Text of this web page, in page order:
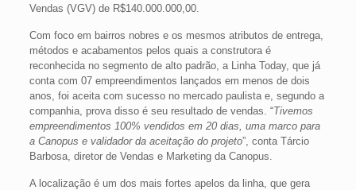
Vendas (VGV) de R$140.000.000,00.
Com foco em bairros nobres e os mesmos atributos de entrega,
métodos e acabamentos pelos quais a construtora é
reconhecida no segmento de alto padrão, a Linha Today, que já
conta com 07 empreendimentos lançados em menos de dois
anos, foi aceita com sucesso no mercado paulista e, segundo a
companhia, prova disso é seu resultado de vendas. “Tivemos
empreendimentos 100% vendidos em 20 dias, uma marco para
a Canopus e validador da aceitação do projeto”, conta Tárcio
Barbosa, diretor de Vendas e Marketing da Canopus.
A localização é um dos mais fortes apelos da linha, que gera